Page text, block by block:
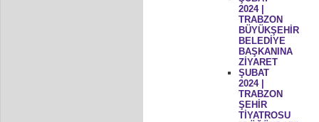
2024 |
TRABZON
BÜYÜKŞEHİR
BELEDİYE
BAŞKANINA
ZİYARET
ŞUBAT
2024 |
TRABZON
ŞEHİR
TİYATROSU